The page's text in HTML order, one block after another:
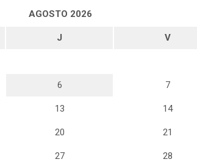
AGOSTO 2026
J V
6 7
13 14
20 21
27 28